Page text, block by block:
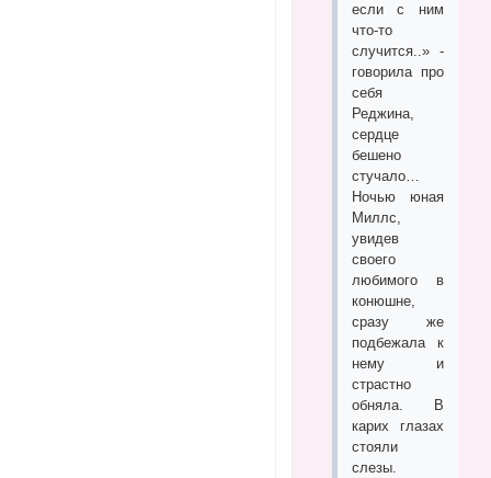
если с ним
что-то
случится..» -
говорила про
себя
Реджина,
сердце
бешено
стучало…
Ночью юная
Миллс,
увидев
своего
любимого в
конюшне,
сразу же
подбежала к
нему и
страстно
обняла. В
карих глазах
стояли
слезы.